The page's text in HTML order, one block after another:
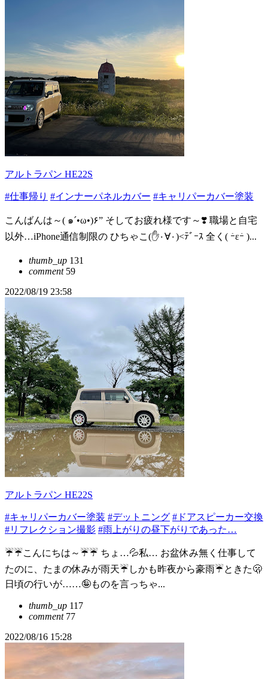
アルトラパン HE22S
#仕事帰り #インナーパネルカバー #キャリパーカバー塗装
こんばんは～( ๑´•ω•)۶” そしてお疲れ様です～❣️ 職場と自宅
以外…iPhone通信制限の ひちゃこ(✋٠∀٠)<ﾃﾞｰｽ 全く( ｰ̀εｰ́ )...
thumb_up 131
comment59
2022/08/19 23:58
アルトラパン HE22S
#キャリパーカバー塗装 #デットニング #ドアスピーカー交換
#リフレクション撮影 #雨上がりの昼下がりであった…
☔️☔️こんにちは～☔️☔️ ちょ…💦私… お盆休み無く仕事して
たのに、たまの休みが雨天☔️しかも昨夜から豪雨☔ときた🫢
日頃の行いが……🤪ものを言っちゃ...
thumb_up 117
comment77
2022/08/16 15:28